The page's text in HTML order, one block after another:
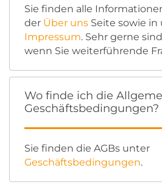
Sie finden alle
der Über uns Seite sowie in
Impressum. Sehr gerne
wenn Sie weiterführende
Wo finde ich die
Geschäftsbedingungen?
Sie finden die AGBs unter
Geschäftsbedingungen.